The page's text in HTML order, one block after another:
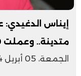
إيناس الدغيدي:
متدينة.. وعملت 30 عمرة ومش بسمع شيوخ
الجمعة، 05 أبريل 2024 12:20 ص